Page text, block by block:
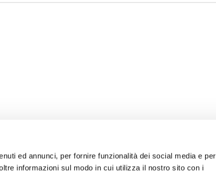
ed annunci, per fornire funzionalità dei social media e per
informazioni sul modo in cui utilizza il nostro sito con i